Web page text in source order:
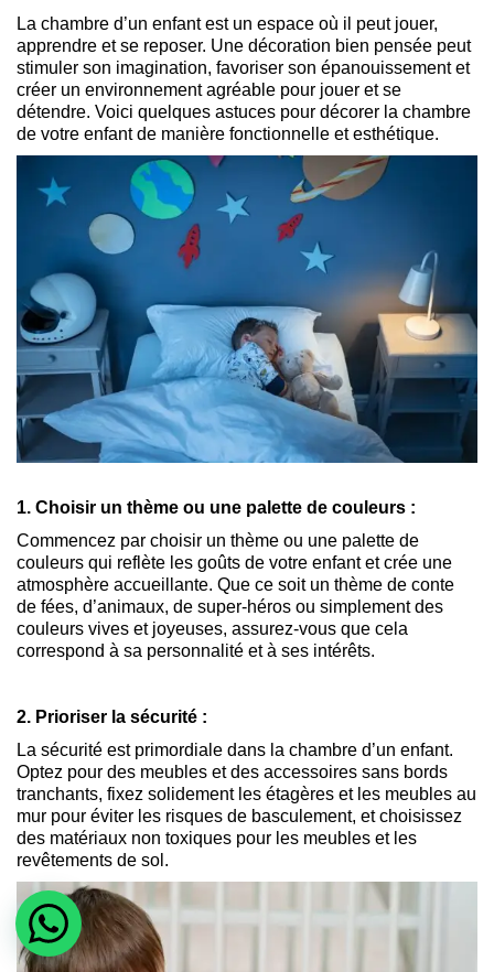
La chambre d’un enfant est un espace où il peut jouer,
apprendre et se reposer. Une décoration bien pensée peut
stimuler son imagination, favoriser son épanouissement et
créer un environnement agréable pour jouer et se
détendre. Voici quelques astuces pour décorer la chambre
de votre enfant de manière fonctionnelle et esthétique.
1. Choisir un thème ou une palette de couleurs :
Commencez par choisir un thème ou une palette de
couleurs qui reflète les goûts de votre enfant et crée une
atmosphère accueillante. Que ce soit un thème de conte
de fées, d’animaux, de super-héros ou simplement des
couleurs vives et joyeuses, assurez-vous que cela
correspond à sa personnalité et à ses intérêts.
2. Prioriser la sécurité :
La sécurité est primordiale dans la chambre d’un enfant.
Optez pour des meubles et des accessoires sans bords
tranchants, fixez solidement les étagères et les meubles au
mur pour éviter les risques de basculement, et choisissez
des matériaux non toxiques pour les meubles et les
revêtements de sol.